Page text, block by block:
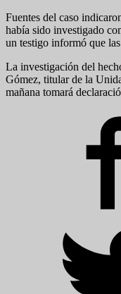
Fuentes del caso
había sido investigado
un testigo informó que
La investigación del
Gómez, titular de la
mañana tomará